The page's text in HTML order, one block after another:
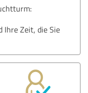
Ihre Zeit, die Sie